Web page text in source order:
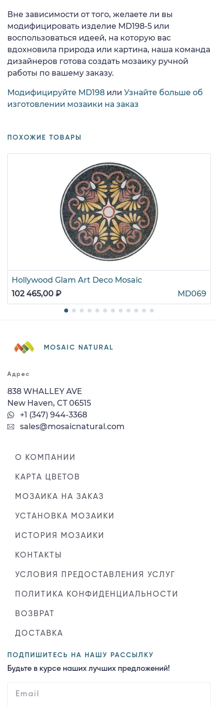
Вне зависимости от того, желаете ли вы
модифицировать изделие MD198-5 или
воспользоваться идеей, на которую вас
вдохновила природа или картина, наша команда
дизайнеров готова создать мозаику ручной
работы по вашему заказу.
Модифицируйте MD198 или Узнайте больше об
изготовлении мозаики на заказ
ПОХОЖИЕ ТОВАРЫ
Hollywood Glam Art Deco Mosaic
102 465,00 ₽
MD069
MOSAIC NATURAL
Адрес
838 WHALLEY AVE
New Haven, CT 06515
+1 (347) 944-3368
sales@mosaicnatural.com
О КОМПАНИИ
КАРТА ЦВЕТОВ
МОЗАИКА НА ЗАКАЗ
УСТАНОВКА МОЗАИКИ
ИСТОРИЯ МОЗАИКИ
КОНТАКТЫ
УСЛОВИЯ ПРЕДОСТАВЛЕНИЯ УСЛУГ
ПОЛИТИКА КОНФИДЕНЦИАЛЬНОСТИ
ВОЗВРАТ
ДОСТАВКА
ПОДПИШИТЕСЬ НА НАШУ РАССЫЛКУ
Будьте в курсе наших лучших предложений!